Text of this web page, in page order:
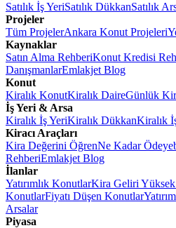
Satılık İş YeriSatılık DükkanSatılık
Projeler
Tüm ProjelerAnkara Konut Projeleri
Kaynaklar
Satın Alma RehberiKonut Kredisi
DanışmanlarEmlakjet Blog
Konut
Kiralık KonutKiralık DaireGünlük
İş Yeri & Arsa
Kiralık İş YeriKiralık DükkanKiralık
Kiracı Araçları
Kira Değerini ÖğrenNe Kadar
RehberiEmlakjet Blog
İlanlar
Yatırımlık KonutlarKira Geliri
KonutlarFiyatı Düşen Konutlar
Arsalar
Piyasa